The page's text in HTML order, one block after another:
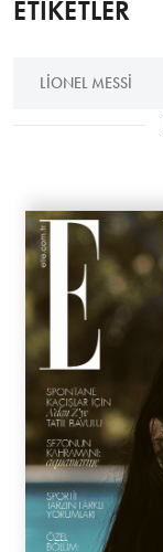
ETİKETLER
LIONEL MESSI